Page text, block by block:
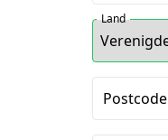
Land
Postcode